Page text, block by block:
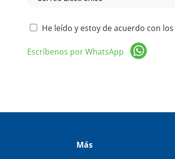
He leído y estoy de acuerdo con los
Escríbenos por WhatsApp
Más